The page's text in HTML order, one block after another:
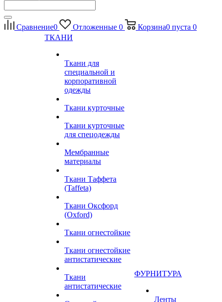
Сравнение0 Отложенные 0 Корзина0 пуста 0
ТКАНИ
Ткани для
специальной и
корпоративной
одежды
Ткани курточные
Ткани курточные
для спецодежды
Мембранные
материалы
Ткани Таффета
(Taffeta)
Ткани Оксфорд
(Oxford)
Ткани огнестойкие
Ткани огнестойкие
антистатические
Ткани
антистатические
ФУРНИТУРА
Ленты